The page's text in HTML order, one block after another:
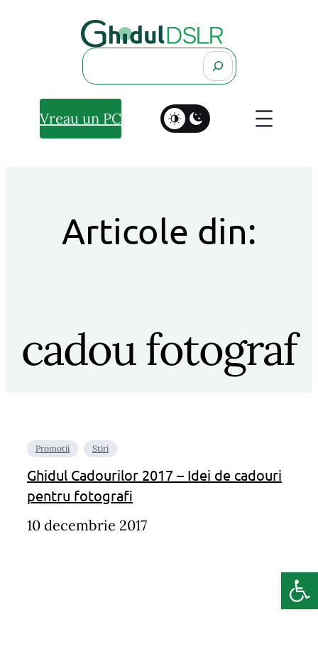
Search
Vreau un PC
Articole din:
cadou fotograf
Promotii Stiri
Ghidul Cadourilor 2017 – Idei de cadouri
pentru fotografi
10 decembrie 2017